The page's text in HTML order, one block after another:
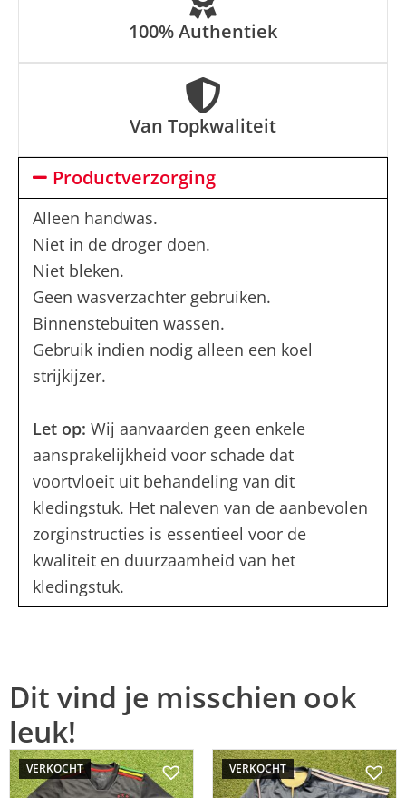
100% Authentiek
Van Topkwaliteit
Productverzorging
Alleen handwas.
Niet in de droger doen.
Niet bleken.
Geen wasverzachter gebruiken.
Binnenstebuiten wassen.
Gebruik indien nodig alleen een koel
strijkijzer.
Let op: Wij aanvaarden geen enkele
aansprakelijkheid voor schade dat
voortvloeit uit behandeling van dit
kledingstuk. Het naleven van de aanbevolen
zorginstructies is essentieel voor de
kwaliteit en duurzaamheid van het
kledingstuk.
Dit vind je misschien ook
leuk!
VERKOCHT VERKOCHT